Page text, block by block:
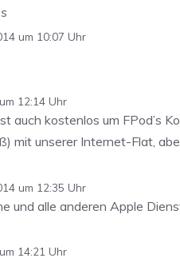
um 10:07 Uhr
12:14 Uhr
auch kostenlos um FPod’s
mit unserer Internet-Flat,
um 12:35 Uhr
und alle anderen Apple
14:21 Uhr